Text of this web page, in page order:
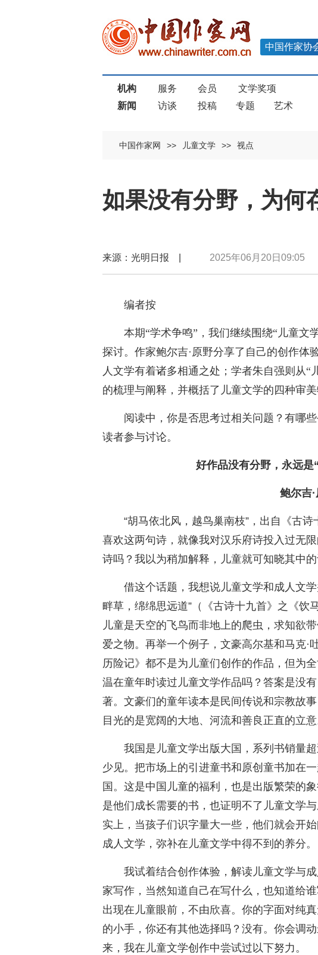
中国作家协
机构 服务 会员
文学奖项
新闻
访谈 投稿 专题 艺术
中国作家网 >> 儿童文学 >> 视点
如果没有分野，为何
来源：光明日报 | 2025年06月20日09:05
编者按
本期“学术争鸣”，我们继续围绕“儿童文
探讨。作家鲍尔吉·原野分享了自己的创作体
人文学有着诸多相通之处；学者朱自强则从“
的梳理与阐释，并概括了儿童文学的四种审美
阅读中，你是否思考过相关问题？有哪
读者参与讨论。
好作品没有分野，永远是
鲍尔吉
“胡马依北风，越鸟巢南枝”，出自《古
喜欢这两句诗，就像我对汉乐府诗投入过无
诗吗？我以为稍加解释，儿童就可知晓其中的
借这个话题，我想说儿童文学和成人文
畔草，绵绵思远道”（《古诗十九首》之《饮
儿童是天空的飞鸟而非地上的爬虫，求知欲
爱之物。再举一个例子，文豪高尔基和马克·
历险记》都不是为儿童们创作的作品，但为
温在童年时读过儿童文学作品吗？答案是没
著。文豪们的童年读本是民间传说和宗教故
目光的是宽阔的大地、河流和善良正直的立意
我国是儿童文学出版大国，系列书销量
少见。把市场上的引进童书和原创童书加在
国。这是中国儿童的福利，也是出版繁荣的
是他们成长需要的书，也证明不了儿童文学
实上，当孩子们识字量大一些，他们就会开
成人文学，弥补在儿童文学中得不到的养分。
我试着结合创作体验，解读儿童文学与
家写作，当然知道自己在写什么，也知道给
出现在儿童眼前，不由欣喜。你的字面对纯
的小手，你还有其他选择吗？没有。你会调
来，我在儿童文学创作中尝试过以下努力。